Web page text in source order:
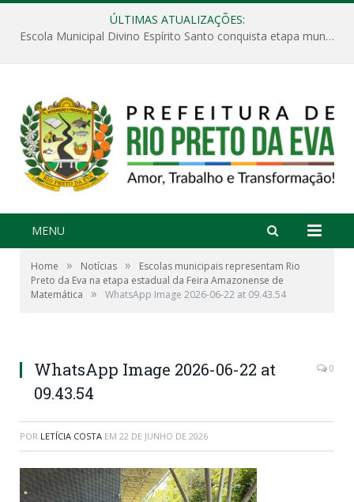
ÚLTIMAS ATUALIZAÇÕES:
Escola Municipal Divino Espírito Santo conquista etapa municipal da V Feira Amazonense de Matemática
MENU
Home » Notícias »
Escolas municipais representam Rio
Preto da Eva na etapa estadual da Feira Amazonense de
Matemática
» WhatsApp Image 2026-06-22 at 09.43.54
WhatsApp Image 2026-06-22 at
09.43.54
0
POR LETÍCIA COSTA EM 22 DE JUNHO DE 2026